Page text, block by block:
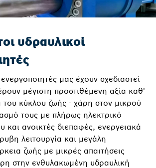
υδραυλικοί
μας έχουν σχεδιαστεί
μέγιστη προστιθέμενη αξία καθ'
του κύκλου ζωής - χάρη στον μικρού
τους με πλήρως ηλεκτρικό
και ανοικτές διεπαφές, ενεργειακά
λειτουργία και μεγάλη
ζωής με μικρές απαιτήσεις
στην ενθυλακωμένη υδραυλική